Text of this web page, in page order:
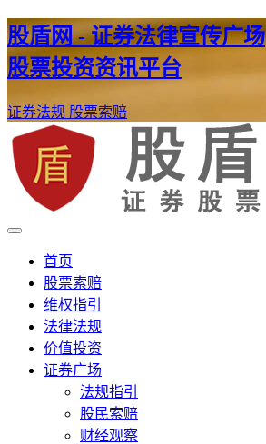
股盾网 - 证券法律宣传广场
股票投资资讯平台
证券法规 股票索赔
股盾网
证券股票维权网
首页
股票索赔
维权指引
法律法规
价值投资
证券广场
法规指引
股民索赔
财经观察